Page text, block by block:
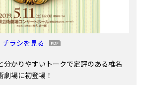
チラシを見る
分かりやすいトークで定評のある椎名
劇場に初登場！